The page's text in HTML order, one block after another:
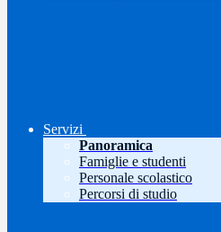
Servizi
Panoramica
Famiglie e studenti
Personale scolastico
Percorsi di studio